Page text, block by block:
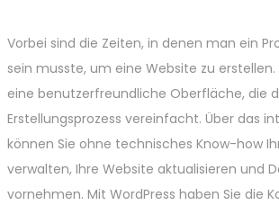
Vorbei sind die Zeiten, in denen man ein
sein musste, um eine Website zu
eine benutzerfreundliche Oberfläche, die
Erstellungsprozess vereinfacht. Über das
können Sie ohne technisches Know-how
verwalten, Ihre Website aktualisieren und
vornehmen. Mit WordPress haben Sie die